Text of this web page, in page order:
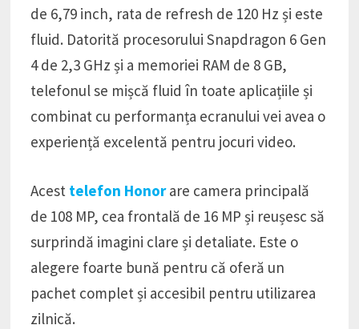
de 6,79 inch, rata de refresh de 120 Hz și este
fluid. Datorită procesorului Snapdragon 6 Gen
4 de 2,3 GHz și a memoriei RAM de 8 GB,
telefonul se mișcă fluid în toate aplicațiile și
combinat cu performanța ecranului vei avea o
experiență excelentă pentru jocuri video.
Acest telefon Honorare camera principală
de 108 MP, cea frontală de 16 MP și reușesc să
surprindă imagini clare și detaliate. Este o
alegere foarte bună pentru că oferă un
pachet complet și accesibil pentru utilizarea
zilnică.